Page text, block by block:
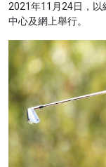
2021年11月24日，以
中心及網上舉行。